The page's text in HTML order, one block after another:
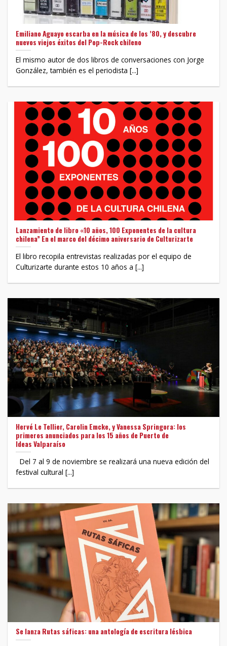
Emiliano Aguayo escarba en la música de los ’80, y descubre
nuevos viejos éxitos del Pop-Rock chileno
El mismo autor de dos libros de conversaciones con Jorge
González, también es el periodista [...]
Lanzamiento de libro «10 años, 100 Exponentes de la cultura
chilena” En el marco del décimo aniversario de Culturizarte
El libro recopila entrevistas realizadas por el equipo de
Culturizarte durante estos 10 años a [...]
Hervé Le Tellier, Carolin Emcke, y Vanessa Springora: los
primeros anunciados para los 15 años de Puerto de
Ideas Valparaíso
Del 7 al 9 de noviembre se realizará una nueva edición del
festival cultural [...]
Se lanza Rutas sáficas: una antología de escritura lésbica